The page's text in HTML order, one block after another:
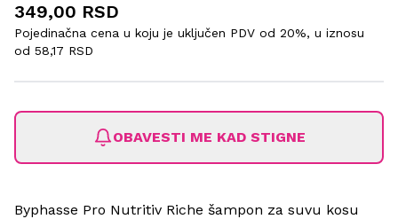
349,00 RSD
Pojedinačna cena u koju je uključen PDV od 20%, u iznosu
od 58,17 RSD
OBAVESTI ME KAD STIGNE
Byphasse Pro Nutritiv Riche šampon za suvu kosu